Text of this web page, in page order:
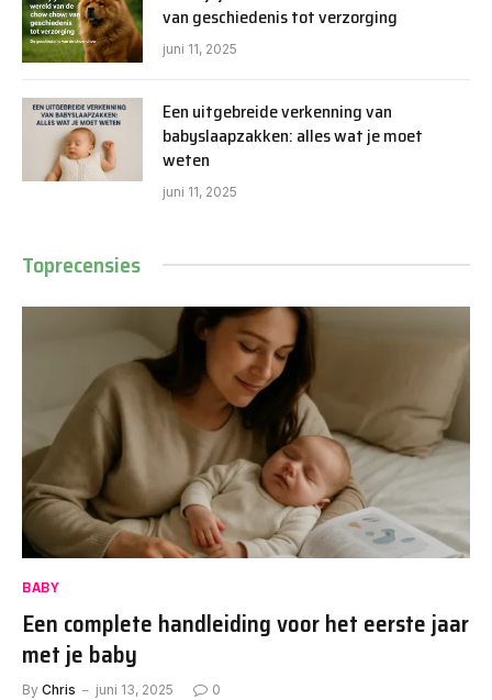
van geschiedenis tot verzorging
juni 11, 2025
Een uitgebreide verkenning van
babyslaapzakken: alles wat je moet
weten
juni 11, 2025
Toprecensies
BABY
Een complete handleiding voor het eerste jaar
met je baby
By Chris juni 13, 2025 0